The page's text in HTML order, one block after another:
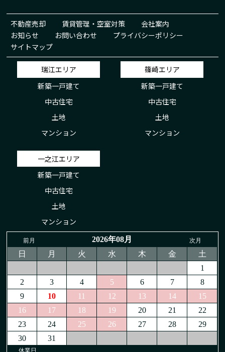
不動産売却 賃貸管理・空室対策
会社案内
お知らせ
お問い合わせ
プライバシーポリシー
サイトマップ
瑞江エリア
新築一戸建て
中古住宅
土地
マンション
篠崎エリア
新築一戸建て
中古住宅
土地
マンション
一之江エリア
新築一戸建て
中古住宅
土地
マンション
前月 2026年08月 次月
日 月 火 水 木 金
土
1
2
3 4 5 6 7
8
9
10 11 12 13 14
15
16
17 18 19 20 21
22
23
24 25 26 27 28
29
30
31
休業日